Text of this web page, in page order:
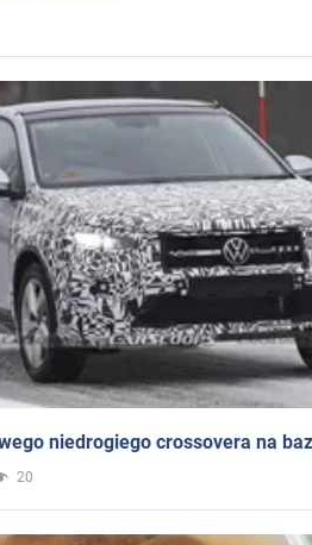
niedrogiego crossovera na
20